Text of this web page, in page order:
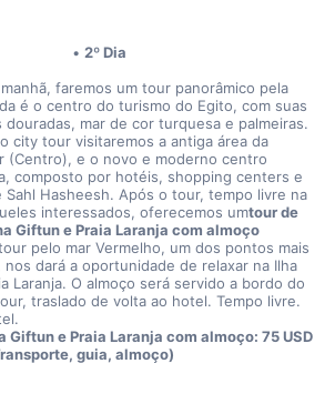
2º Dia
faremos um tour panorâmico pela
é o centro do turismo do Egito, com suas
douradas, mar de cor turquesa e palmeiras.
city tour visitaremos a antiga área da
(Centro), e o novo e moderno centro
composto por hotéis, shopping centers e
Sahl Hasheesh. Após o tour, tempo livre na
interessados, oferecemos umtour de
Giftun e Praia Laranja com almoço
pelo mar Vermelho, um dos pontos mais
dará a oportunidade de relaxar na Ilha
Laranja. O almoço será servido a bordo do
traslado de volta ao hotel. Tempo livre.
Giftun e Praia Laranja com almoço: 75 USD
guia, almoço)